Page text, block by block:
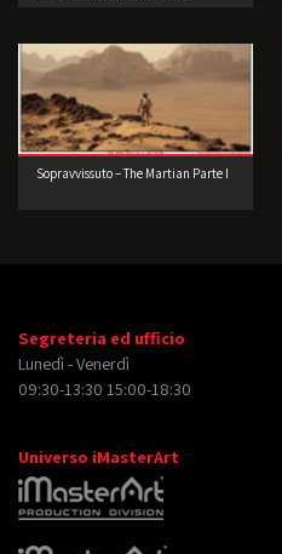
Sopravvissuto – The Martian Parte I
Segreteria ed ufficio
Lunedì - Venerdì
09:30-13:30 15:00-18:30
Universo iMasterArt